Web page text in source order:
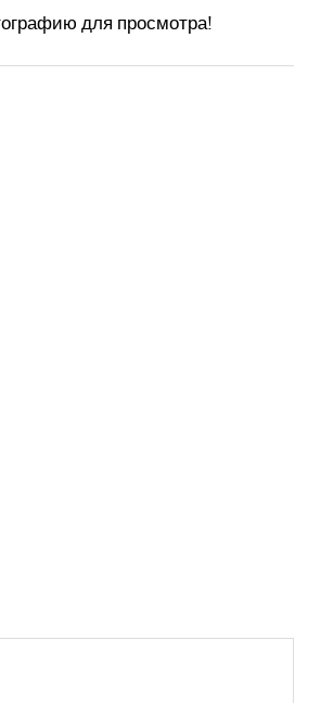
для просмотра!